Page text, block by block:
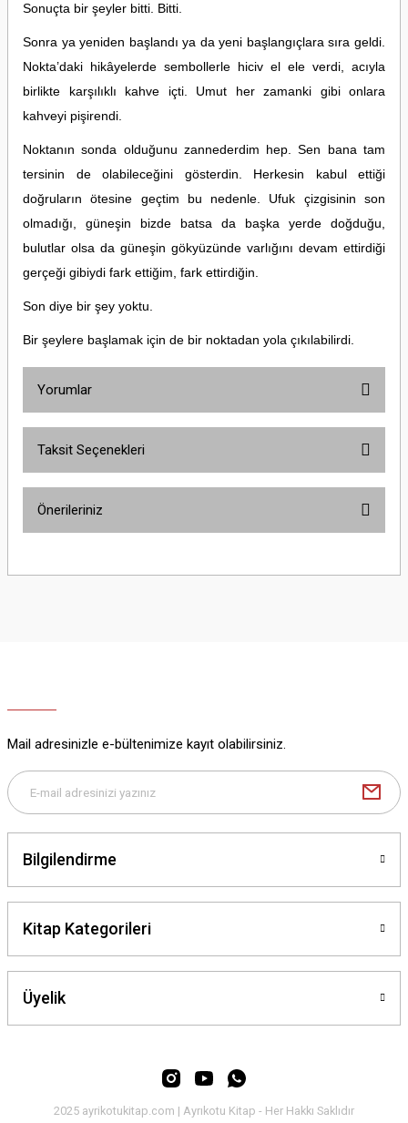
Sonuçta bir şeyler bitti. Bitti.
Sonra ya yeniden başlandı ya da yeni başlangıçlara sıra geldi.
Nokta’daki hikâyelerde sembollerle hiciv el ele verdi, acıyla
birlikte karşılıklı kahve içti. Umut her zamanki gibi onlara
kahveyi pişirendi.
Noktanın sonda olduğunu zannederdim hep. Sen bana tam
tersinin de olabileceğini gösterdin. Herkesin kabul ettiği
doğruların ötesine geçtim bu nedenle. Ufuk çizgisinin son
olmadığı, güneşin bizde batsa da başka yerde doğduğu,
bulutlar olsa da güneşin gökyüzünde varlığını devam ettirdiği
gerçeği gibiydi fark ettiğim, fark ettirdiğin.
Son diye bir şey yoktu.
Bir şeylere başlamak için de bir noktadan yola çıkılabilirdi.
Yorumlar
Taksit Seçenekleri
Önerileriniz
yetersiz gördüğünüz noktaları öneri formunu kullanarak tarafımıza
Bu ürüne benzer farklı alternatifler olmalı.
Mail adresinizle e-bültenimize kayıt olabilirsiniz.
Bilgilendirme
Kitap Kategorileri
Üyelik
2025 ayrikotukitap.com | Ayrıkotu Kitap - Her Hakkı Saklıdır